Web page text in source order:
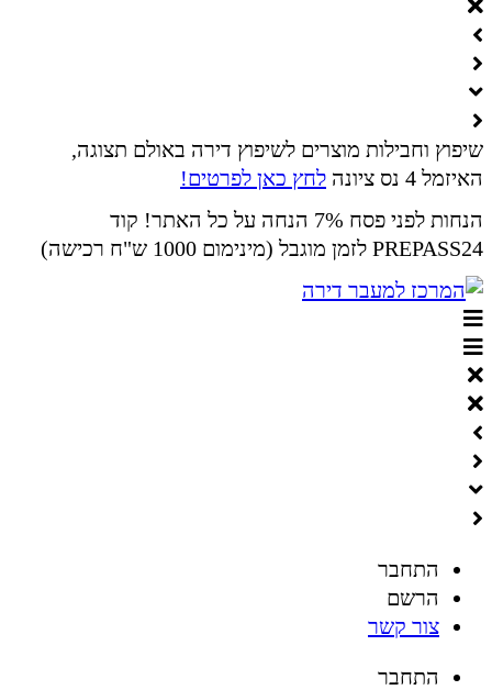
שיפוץ וחבילות מוצרים לשיפוץ דירה באולם תצוגה,
האיזמל 4 נס ציונה
לחץ כאן לפרטים!
הנחות לפני פסח 7% הנחה על כל האתר! קוד
PREPASS24 לזמן מוגבל (מינימום 1000 ש"ח רכישה)
התחבר
הרשם
צור קשר
התחבר